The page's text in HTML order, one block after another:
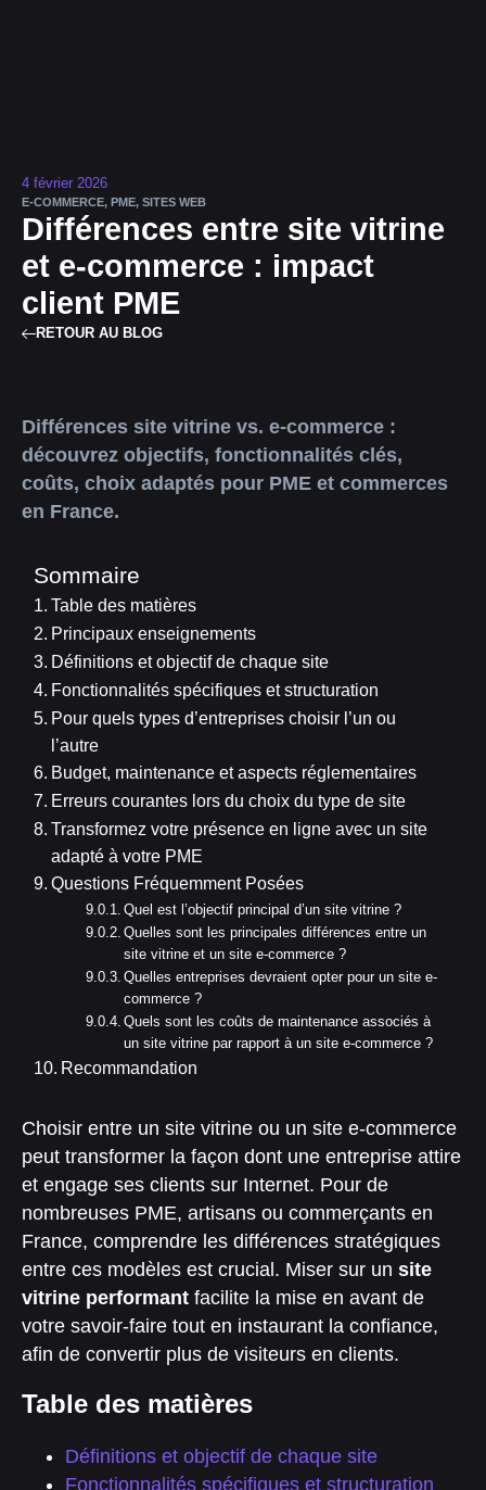
4 février 2026
E-COMMERCE, PME, SITES WEB
Différences entre site vitrine
et e-commerce : impact
client PME
RETOUR AU BLOG
Différences site vitrine vs. e-commerce :
découvrez objectifs, fonctionnalités clés,
coûts, choix adaptés pour PME et commerces
en France.
Sommaire
Table des matières
Principaux enseignements
Définitions et objectif de chaque site
Fonctionnalités spécifiques et structuration
Pour quels types d’entreprises choisir l’un ou
l’autre
Budget, maintenance et aspects réglementaires
Erreurs courantes lors du choix du type de site
Transformez votre présence en ligne avec un site
adapté à votre PME
Questions Fréquemment Posées
Quel est l’objectif principal d’un site vitrine ?
Quelles sont les principales différences entre un
site vitrine et un site e-commerce ?
Quelles entreprises devraient opter pour un site e-
commerce ?
Quels sont les coûts de maintenance associés à
un site vitrine par rapport à un site e-commerce ?
Recommandation
Choisir entre un site vitrine ou un site e-commerce
peut transformer la façon dont une entreprise attire
et engage ses clients sur Internet. Pour de
nombreuses PME, artisans ou commerçants en
France, comprendre les différences stratégiques
entre ces modèles est crucial. Miser sur un site
vitrine performant facilite la mise en avant de
votre savoir-faire tout en instaurant la confiance,
afin de convertir plus de visiteurs en clients.
Table des matières
Définitions et objectif de chaque site
Fonctionnalités spécifiques et structuration